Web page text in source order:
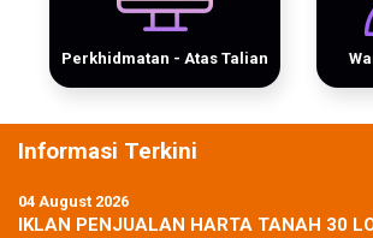
Perkhidmatan - Atas Talian
Informasi Terkini
04 August 2026
IKLAN PENJUALAN HARTA TANAH 30